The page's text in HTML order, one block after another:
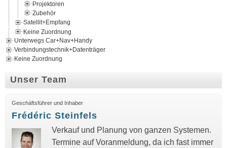
Projektoren
Zubehör
Satellit+Empfang
Keine Zuordnung
Unterwegs Car+Nav+Handy
Verbindungstechnik+Datenträger
Keine Zuordnung
Unser Team
Geschäftsführer und Inhaber
Frédéric Steinfels
Verkauf und Planung von ganzen Systemen.
Termine auf Voranmeldung, da ich fast immer